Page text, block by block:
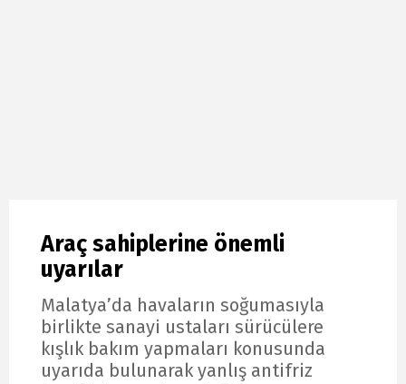
Araç sahiplerine önemli
uyarılar
Malatya’da havaların soğumasıyla
birlikte sanayi ustaları sürücülere
kışlık bakım yapmaları konusunda
uyarıda bulunarak yanlış antifriz